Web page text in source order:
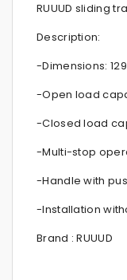
RUUUD sliding
Description:
-Dimensions:
-Open load
-Closed load
-Multi-stop
-Handle with
-Installation
Brand : RUUUD